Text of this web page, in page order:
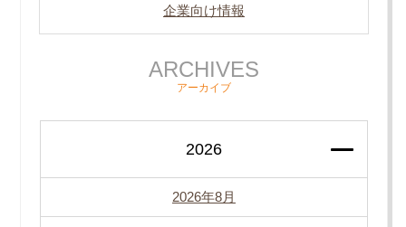
企業向け情報
ARCHIVES
アーカイブ
2026
2026年8月